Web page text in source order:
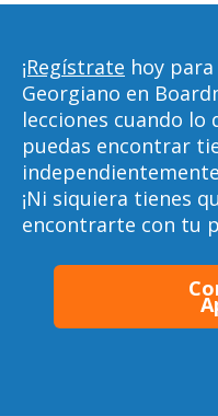
¡Regístrate hoy
Georgiano en
lecciones cuando lo
puedas encontrar
¡Ni siquiera tienes
encontrarte con tu